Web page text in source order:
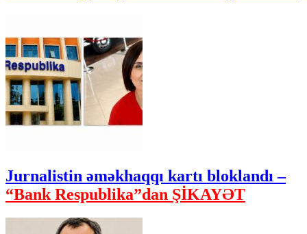
Jurnalistin əməkhaqqı kartı bloklandı –
“Bank Respublika”dan ŞİKAYƏT